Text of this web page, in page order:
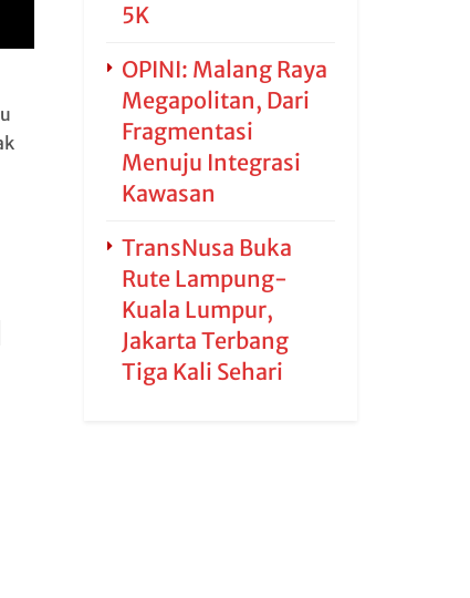
5K
OPINI: Malang Raya
Megapolitan, Dari
Fragmentasi
Menuju Integrasi
Kawasan
TransNusa Buka
Rute Lampung-
Kuala Lumpur,
Jakarta Terbang
Tiga Kali Sehari